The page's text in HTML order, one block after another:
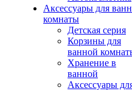
Аксессуары для
комнаты
Детская серия
Корзины для
ванной
Хранение в
ванной
Аксессуары